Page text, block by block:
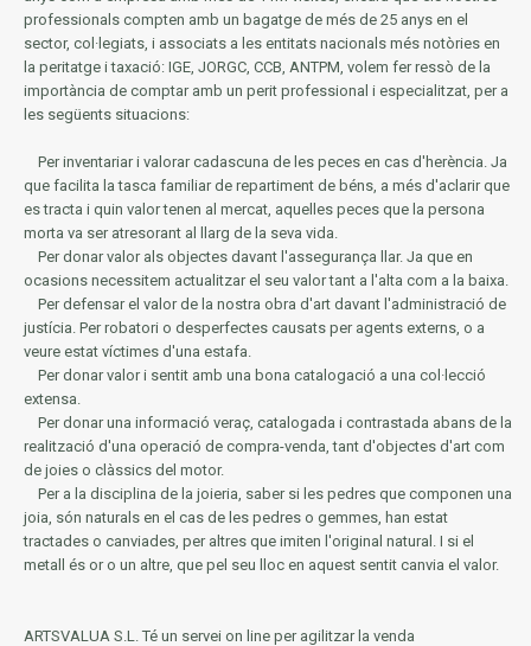
professionals compten amb un bagatge de més de 25 anys en el
sector, col·legiats, i associats a les entitats nacionals més notòries en
la peritatge i taxació: IGE, JORGC, CCB, ANTPM, volem fer ressò de la
importància de comptar amb un perit professional i especialitzat, per a
les següents situacions:
Per inventariar i valorar cadascuna de les peces en cas d'herència. Ja
que facilita la tasca familiar de repartiment de béns, a més d'aclarir que
es tracta i quin valor tenen al mercat, aquelles peces que la persona
morta va ser atresorant al llarg de la seva vida.
Per donar valor als objectes davant l'assegurança llar. Ja que en
ocasions necessitem actualitzar el seu valor tant a l'alta com a la baixa.
Per defensar el valor de la nostra obra d'art davant l'administració de
justícia. Per robatori o desperfectes causats per agents externs, o a
veure estat víctimes d'una estafa.
Per donar valor i sentit amb una bona catalogació a una col·lecció
extensa.
Per donar una informació veraç, catalogada i contrastada abans de la
realització d'una operació de compra-venda, tant d'objectes d'art com
de joies o clàssics del motor.
Per a la disciplina de la joieria, saber si les pedres que componen una
joia, són naturals en el cas de les pedres o gemmes, han estat
tractades o canviades, per altres que imiten l'original natural. I si el
metall és or o un altre, que pel seu lloc en aquest sentit canvia el valor.
ARTSVALUA S.L. Té un servei on line per agilitzar la venda